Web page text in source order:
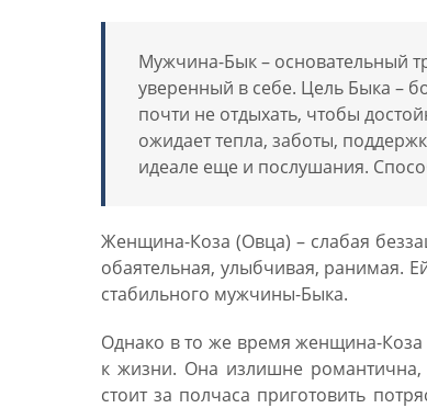
Мужчина-Бык – основательный
уверенный в себе. Цель Быка –
почти не отдыхать, чтобы
ожидает тепла, заботы,
идеале еще и послушания.
Женщина-Коза (Овца) – слабая
обаятельная, улыбчивая, ранимая.
стабильного мужчины-Быка.
Однако в то же время женщина-
к жизни. Она излишне романтична,
стоит за полчаса приготовить